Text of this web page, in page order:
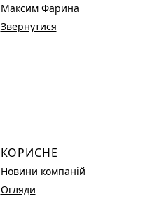
Максим Фарина
Звернутися
КОРИСНЕ
Новини компаній
Огляди